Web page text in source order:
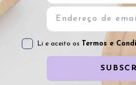
Li e aceito os Termos e